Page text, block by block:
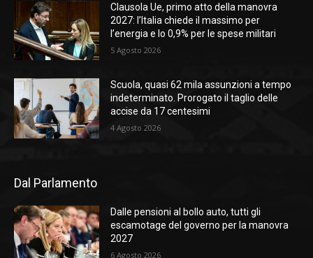
Clausola Ue, primo atto della manovra
2027: l’Italia chiede il massimo per
l’energia e lo 0,9% per le spese militari
5 Agosto 2026
Scuola, quasi 62 mila assunzioni a tempo
indeterminato. Prorogato il taglio delle
accise da 17 centesimi
4 Agosto 2026
Dal Parlamento
Dalle pensioni al bollo auto, tutti gli
escamotage del governo per la manovra
2027
6 Agosto 2026